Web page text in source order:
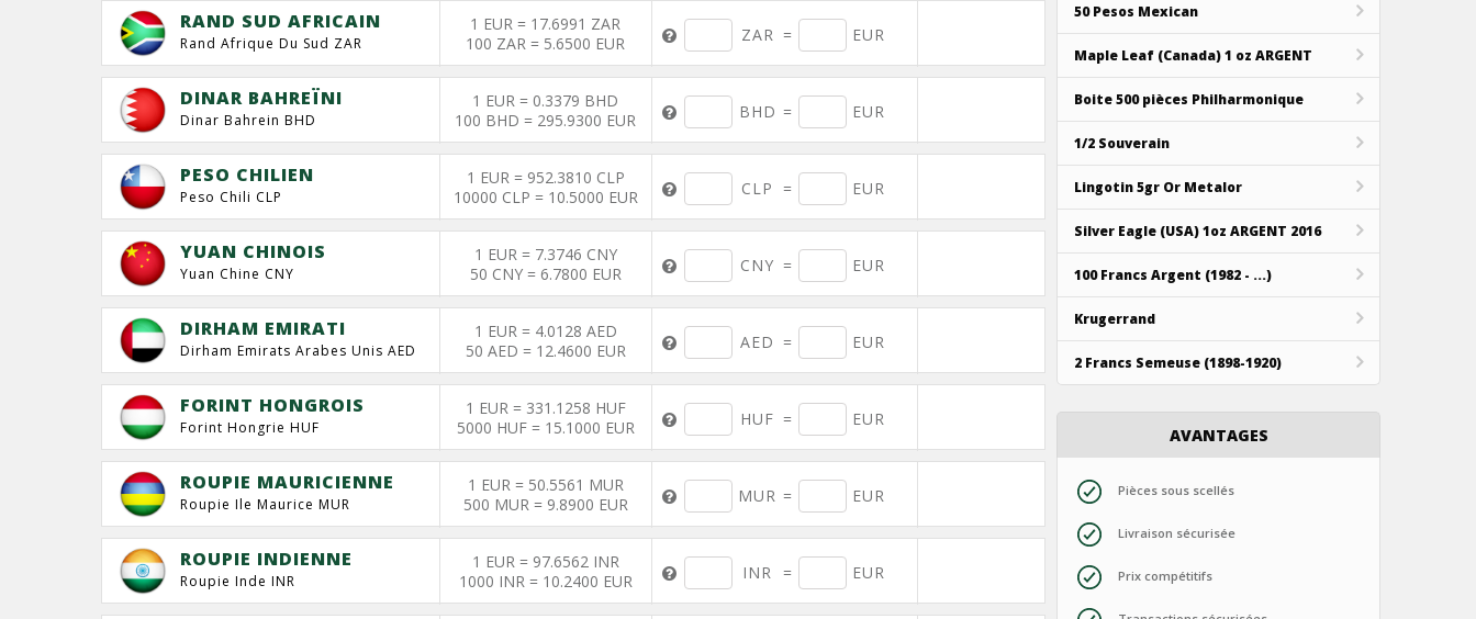
RAND SUD AFRICAIN
Rand Afrique Du Sud ZAR
1 EUR = 17.6991 ZAR
100 ZAR = 5.6500 EUR
ZAR = EUR
DINAR BAHREÏNI
Dinar Bahrein BHD
1 EUR = 0.3379 BHD
100 BHD = 295.9300 EUR
BHD = EUR
PESO CHILIEN
Peso Chili CLP
1 EUR = 952.3810 CLP
10000 CLP = 10.5000 EUR
CLP = EUR
YUAN CHINOIS
Yuan Chine CNY
1 EUR = 7.3746 CNY
50 CNY = 6.7800 EUR
CNY = EUR
DIRHAM EMIRATI
Dirham Emirats Arabes Unis AED
1 EUR = 4.0128 AED
50 AED = 12.4600 EUR
AED = EUR
FORINT HONGROIS
Forint Hongrie HUF
1 EUR = 331.1258 HUF
5000 HUF = 15.1000 EUR
HUF = EUR
ROUPIE MAURICIENNE
Roupie Ile Maurice MUR
1 EUR = 50.5561 MUR
500 MUR = 9.8900 EUR
MUR = EUR
ROUPIE INDIENNE
Roupie Inde INR
1 EUR = 97.6562 INR
1000 INR = 10.2400 EUR
INR = EUR
50 Pesos Mexican
Maple Leaf (Canada) 1 oz ARGENT
Boite 500 pièces Philharmonique
1/2 Souverain
Lingotin 5gr Or Metalor
Silver Eagle (USA) 1oz ARGENT 2016
100 Francs Argent (1982 - ...)
Krugerrand
2 Francs Semeuse (1898-1920)
AVANTAGES
Pièces sous scellés
Livraison sécurisée
Prix compétitifs